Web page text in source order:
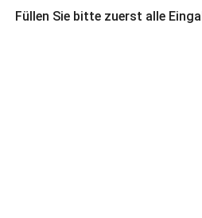
Füllen Sie bitte zuerst alle